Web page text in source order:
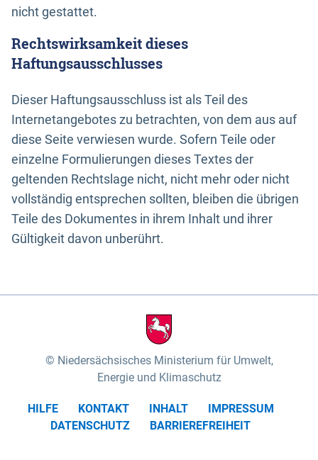
nicht gestattet.
Rechtswirksamkeit dieses
Haftungsausschlusses
Dieser Haftungsausschluss ist als Teil des
Internetangebotes zu betrachten, von dem aus auf
diese Seite verwiesen wurde. Sofern Teile oder
einzelne Formulierungen dieses Textes der
geltenden Rechtslage nicht, nicht mehr oder nicht
vollständig entsprechen sollten, bleiben die übrigen
Teile des Dokumentes in ihrem Inhalt und ihrer
Gültigkeit davon unberührt.
Niedersächsisches Ministerium für Umwelt,
Energie und Klimaschutz
HILFE KONTAKT INHALT
IMPRESSUM
DATENSCHUTZ
BARRIEREFREIHEIT